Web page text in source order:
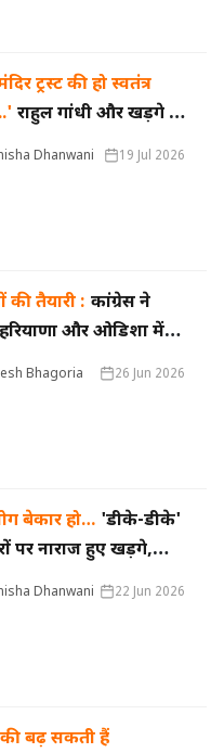
ट्रस्ट की हो स्वतंत्र
राहुल गांधी और खड़गे ने
को लिखा पत्र, दान का
Dhanwani 19 Jul 2026
की तैयारी : कांग्रेस ने
और ओडिशा में
संजय दत्त हरियाणा,
Bhagoria 26 Jun 2026
बेकार हो… 'डीके-डीके'
पर नाराज हुए खड़गे,
कांग्रेस का कार्यक्रम है,
Dhanwani 22 Jun 2026
बढ़ सकती हैं